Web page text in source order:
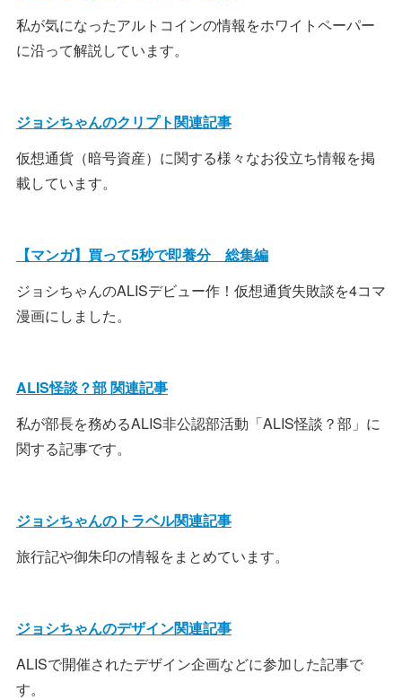
私が気になったアルトコインの情報をホワイトペーパー
に沿って解説しています。
ジョシちゃんのクリプト関連記事
仮想通貨（暗号資産）に関する様々なお役立ち情報を掲
載しています。
【マンガ】買って5秒で即養分 総集編
ジョシちゃんのALISデビュー作！仮想通貨失敗談を4コマ
漫画にしました。
ALIS怪談？部 関連記事
私が部長を務めるALIS非公認部活動「ALIS怪談？部」に
関する記事です。
ジョシちゃんのトラベル関連記事
旅行記や御朱印の情報をまとめています。
ジョシちゃんのデザイン関連記事
ALISで開催されたデザイン企画などに参加した記事で
す。